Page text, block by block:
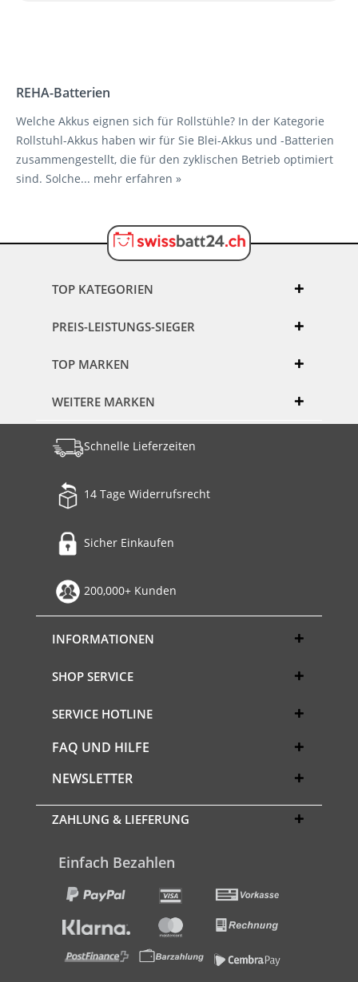
REHA-Batterien
Welche Akkus eignen sich für Rollstühle? In der Kategorie
Rollstuhl-Akkus haben wir für Sie Blei-Akkus und -Batterien
zusammengestellt, die für den zyklischen Betrieb optimiert
sind. Solche... mehr erfahren »
TOP KATEGORIEN
PREIS-LEISTUNGS-SIEGER
TOP MARKEN
WEITERE MARKEN
Schnelle Lieferzeiten
14 Tage Widerrufsrecht
Sicher Einkaufen
200,000+ Kunden
INFORMATIONEN
SHOP SERVICE
SERVICE HOTLINE
FAQ UND HILFE
NEWSLETTER
ZAHLUNG & LIEFERUNG
Einfach Bezahlen